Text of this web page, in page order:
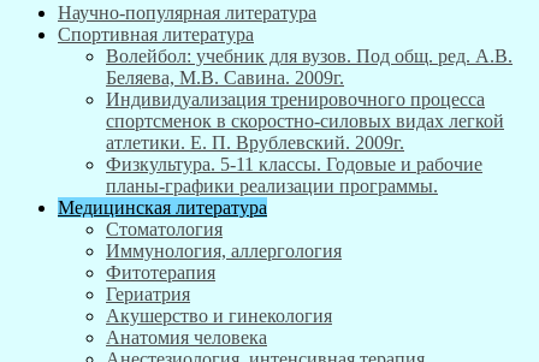
Научно-популярная литература
Спортивная литература
Волейбол: учебник для вузов. Под общ. ред. А.В.
Беляева, М.В. Савина. 2009г.
Индивидуализация тренировочного процесса
спортсменок в скоростно-силовых видах легкой
атлетики. Е. П. Врублевский. 2009г.
Физкультура. 5-11 классы. Годовые и рабочие
планы-графики реализации программы.
Медицинская литература
Стоматология
Иммунология, аллергология
Фитотерапия
Гериатрия
Акушерство и гинекология
Анатомия человека